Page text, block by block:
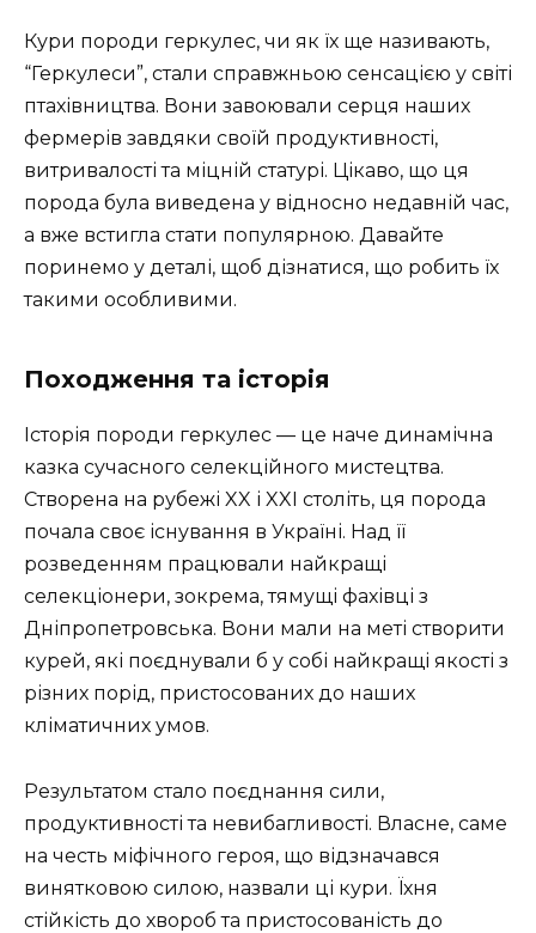
Кури породи геркулес, чи як їх ще називають,
“Геркулеси”, стали справжньою сенсацією у світі
птахівництва. Вони завоювали серця наших
фермерів завдяки своїй продуктивності,
витривалості та міцній статурі. Цікаво, що ця
порода була виведена у відносно недавній час,
а вже встигла стати популярною. Давайте
поринемо у деталі, щоб дізнатися, що робить їх
такими особливими.
Походження та історія
Історія породи геркулес — це наче динамічна
казка сучасного селекційного мистецтва.
Створена на рубежі XX і XXI століть, ця порода
почала своє існування в Україні. Над її
розведенням працювали найкращі
селекціонери, зокрема, тямущі фахівці з
Дніпропетровська. Вони мали на меті створити
курей, які поєднували б у собі найкращі якості з
різних порід, пристосованих до наших
кліматичних умов.
Результатом стало поєднання сили,
продуктивності та невибагливості. Власне, саме
на честь міфічного героя, що відзначався
винятковою силою, назвали ці кури. Їхня
стійкість до хвороб та пристосованість до